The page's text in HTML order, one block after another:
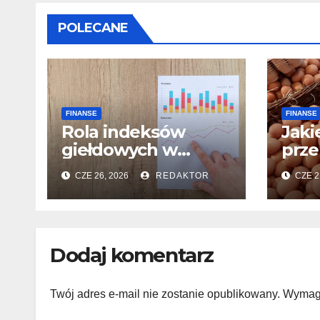
POLECANE
FINANSE
Rola indeksów
giełdowych w
śledzeniu
wydajności rynków
CZE 26, 2026 REDAKTOR
FINANSE
CZE
Dodaj komentarz
Twój adres e-mail nie zostanie opublikowany.